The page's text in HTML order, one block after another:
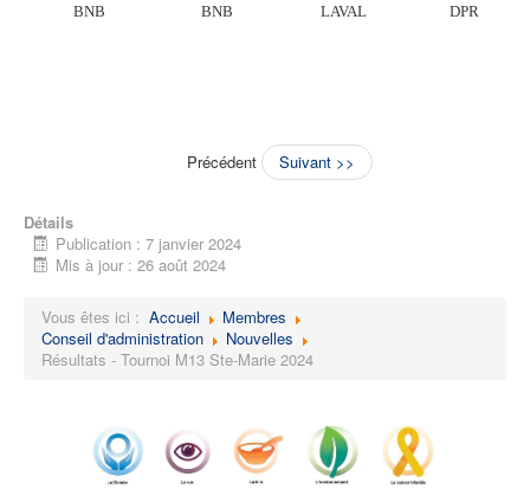
BNB
BNB
LAVAL
DPR
Précédent Suivant >>
Détails
Publication : 7 janvier 2024
Mis à jour : 26 août 2024
Vous êtes ici : Accueil
Membres
Conseil d'administration
Nouvelles
Résultats - Tournoi M13 Ste-Marie 2024